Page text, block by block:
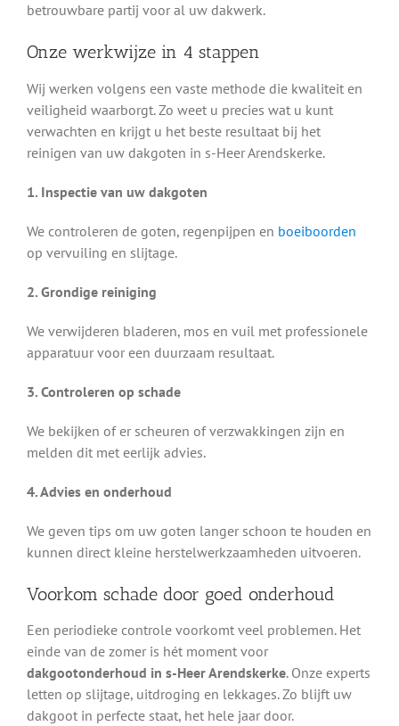
betrouwbare partij voor al uw dakwerk.
Onze werkwijze in 4 stappen
Wij werken volgens een vaste methode die kwaliteit en
veiligheid waarborgt. Zo weet u precies wat u kunt
verwachten en krijgt u het beste resultaat bij het
reinigen van uw dakgoten in s-Heer Arendskerke.
1. Inspectie van uw dakgoten
We controleren de goten, regenpijpen en boeiboorden
op vervuiling en slijtage.
2. Grondige reiniging
We verwijderen bladeren, mos en vuil met professionele
apparatuur voor een duurzaam resultaat.
3. Controleren op schade
We bekijken of er scheuren of verzwakkingen zijn en
melden dit met eerlijk advies.
4. Advies en onderhoud
We geven tips om uw goten langer schoon te houden en
kunnen direct kleine herstelwerkzaamheden uitvoeren.
Voorkom schade door goed onderhoud
Een periodieke controle voorkomt veel problemen. Het
einde van de zomer is hét moment voor
dakgootonderhoud in s-Heer Arendskerke. Onze experts
letten op slijtage, uitdroging en lekkages. Zo blijft uw
dakgoot in perfecte staat, het hele jaar door.